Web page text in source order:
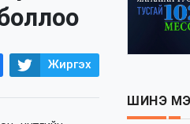
Жиргэх
ШИНЭ